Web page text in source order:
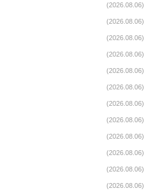
(2026.08.06)
(2026.08.06)
(2026.08.06)
(2026.08.06)
(2026.08.06)
(2026.08.06)
(2026.08.06)
(2026.08.06)
(2026.08.06)
(2026.08.06)
(2026.08.06)
(2026.08.06)